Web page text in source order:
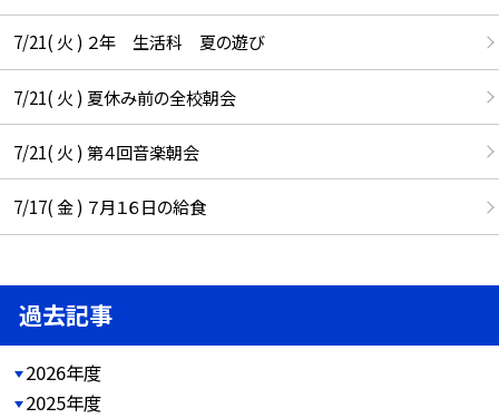
7/21( 火 ) ２年 生活科 夏の遊び
7/21( 火 ) 夏休み前の全校朝会
7/21( 火 ) 第４回音楽朝会
7/17( 金 ) ７月１６日の給食
過去記事
2026年度
2025年度